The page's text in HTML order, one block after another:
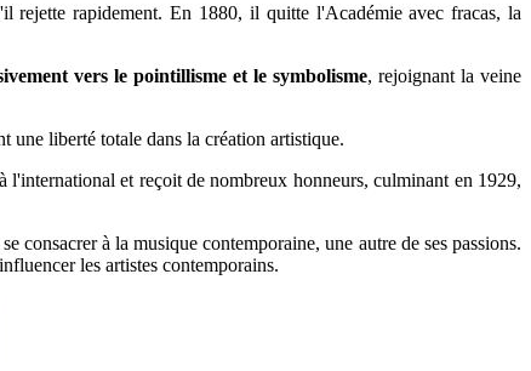
rejette rapidement. En 1880, il quitte l'Académie avec fracas, la
vers le pointillisme et le symbolisme, rejoignant la veine
une liberté totale dans la création artistique.
et reçoit de nombreux honneurs, culminant en 1929,
consacrer à la musique contemporaine, une autre de ses passions.
les artistes contemporains.